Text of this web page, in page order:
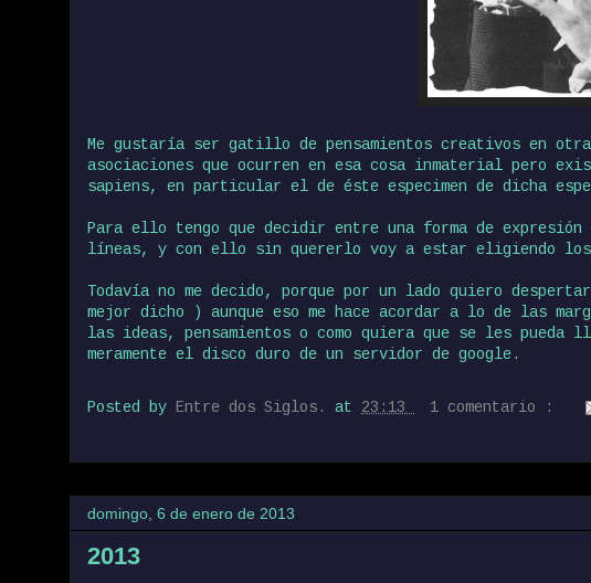
Me gustaría ser gatillo de pensamientos creativos en
asociaciones que ocurren en esa cosa inmaterial pero
sapiens, en particular el de éste especimen de dicha
Para ello tengo que decidir entre una forma de
líneas, y con ello sin quererlo voy a estar eligiendo los
Todavía no me decido, porque por un lado quiero
mejor dicho ) aunque eso me hace acordar a lo de las
las ideas, pensamientos o como quiera que se les
meramente el disco duro de un servidor de google.
Posted by Entre dos Siglos. at 23:13 1 comentario :
domingo, 6 de enero de 2013
2013